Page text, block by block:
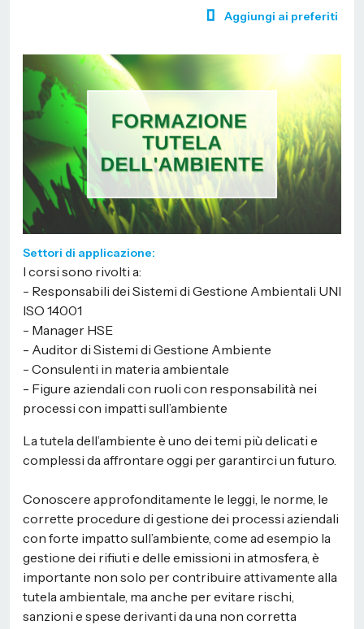
Aggiungi ai preferiti
Settori di applicazione:
I corsi sono rivolti a:
- Responsabili dei Sistemi di Gestione Ambientali UNI
ISO 14001
- Manager HSE
- Auditor di Sistemi di Gestione Ambiente
- Consulenti in materia ambientale
- Figure aziendali con ruoli con responsabilità nei
processi con impatti sull’ambiente
La tutela dell’ambiente è uno dei temi più delicati e
complessi da affrontare oggi per garantirci un futuro.
Conoscere approfonditamente le leggi, le norme, le
corrette procedure di gestione dei processi aziendali
con forte impatto sull’ambiente, come ad esempio la
gestione dei rifiuti e delle emissioni in atmosfera, è
importante non solo per contribuire attivamente alla
tutela ambientale, ma anche per evitare rischi,
sanzioni e spese derivanti da una non corretta